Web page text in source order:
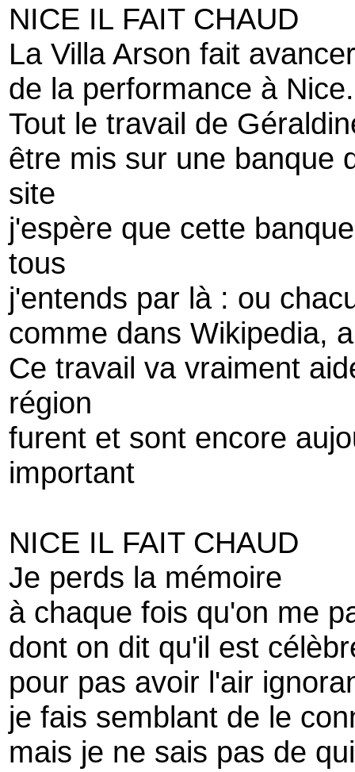
NICE IL FAIT CHAUD
La Villa Arson fait
de la performance à Nice.
Tout le travail de
être mis sur une banque
site
j'espère que cette
tous
j'entends par là : ou
comme dans Wikipedia,
Ce travail va vraiment
région
furent et sont encore
important
NICE IL FAIT CHAUD
Je perds la mémoire
à chaque fois qu'on me
dont on dit qu'il est
pour pas avoir l'air
je fais semblant de le
mais je ne sais pas de